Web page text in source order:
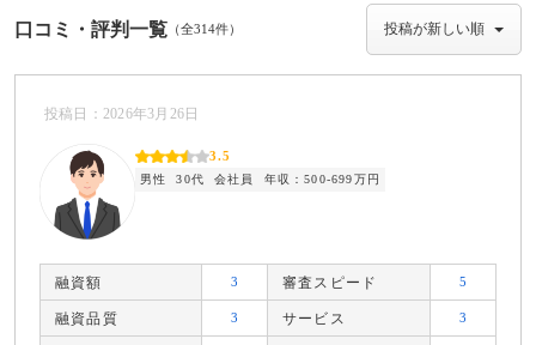
口コミ・評判一覧 （全314件）
投稿日：2026年3月26日
3.5
男性 30代 会社員 年収：500-699万円
融資額 3 審査スピード 5
融資品質 3 サービス 3